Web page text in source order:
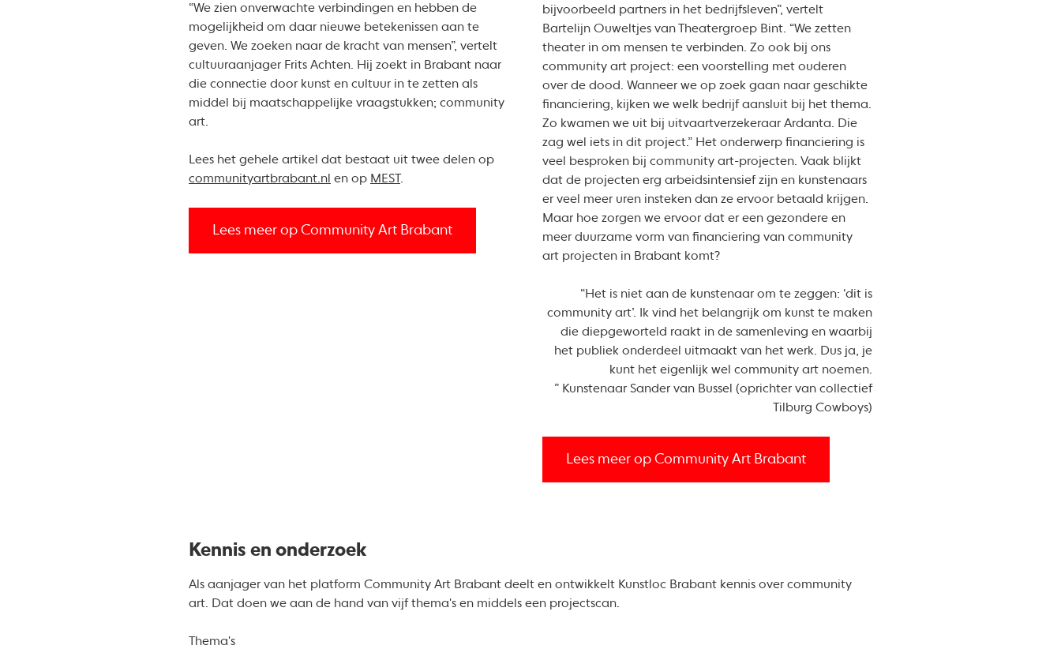
“We zien onverwachte verbindingen en hebben de
mogelijkheid om daar nieuwe betekenissen aan te
geven. We zoeken naar de kracht van mensen”, vertelt
cultuuraanjager Frits Achten. Hij zoekt in Brabant naar
die connectie door kunst en cultuur in te zetten als
middel bij maatschappelijke vraagstukken; community
art.
Lees het gehele artikel dat bestaat uit twee delen op
communityartbrabant.nl en op MEST .
Lees meer op Community Art Brabant
bijvoorbeeld partners in het bedrijfsleven”, vertelt
Bartelijn Ouweltjes van Theatergroep Bint. “We zetten
theater in om mensen te verbinden. Zo ook bij ons
community art project: een voorstelling met ouderen
over de dood. Wanneer we op zoek gaan naar geschikte
financiering, kijken we welk bedrijf aansluit bij het thema.
Zo kwamen we uit bij uitvaartverzekeraar Ardanta. Die
zag wel iets in dit project.” Het onderwerp financiering is
veel besproken bij community art-projecten. Vaak blijkt
dat de projecten erg arbeidsintensief zijn en kunstenaars
er veel meer uren insteken dan ze ervoor betaald krijgen.
Maar hoe zorgen we ervoor dat er een gezondere en
meer duurzame vorm van financiering van community
art projecten in Brabant komt?
“Het is niet aan de kunstenaar om te zeggen: ‘dit is
community art’. Ik vind het belangrijk om kunst te maken
die diepgeworteld raakt in de samenleving en waarbij
het publiek onderdeel uitmaakt van het werk. Dus ja, je
kunt het eigenlijk wel community art noemen.
” Kunstenaar Sander van Bussel (oprichter van collectief
Tilburg Cowboys)
Lees meer op Community Art Brabant
Kennis en onderzoek
Als aanjager van het platform Community Art Brabant deelt en ontwikkelt Kunstloc Brabant kennis over community
art. Dat doen we aan de hand van vijf thema's en middels een projectscan.
Thema's